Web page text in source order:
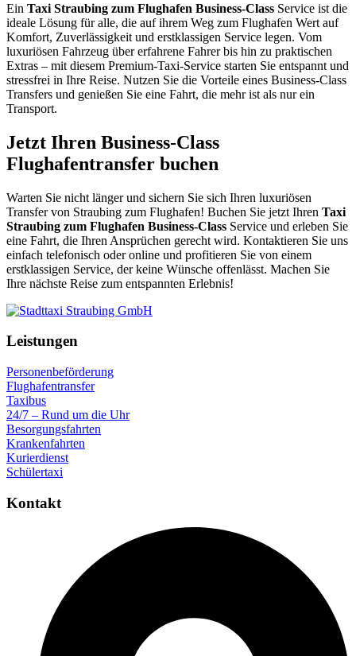
Ein Taxi Straubing zum Flughafen Business-Class Service ist die
ideale Lösung für alle, die auf ihrem Weg zum Flughafen Wert auf
Komfort, Zuverlässigkeit und erstklassigen Service legen. Vom
luxuriösen Fahrzeug über erfahrene Fahrer bis hin zu praktischen
Extras – mit diesem Premium-Taxi-Service starten Sie entspannt und
stressfrei in Ihre Reise. Nutzen Sie die Vorteile eines Business-Class
Transfers und genießen Sie eine Fahrt, die mehr ist als nur ein
Transport.
Jetzt Ihren Business-Class
Flughafentransfer buchen
Warten Sie nicht länger und sichern Sie sich Ihren luxuriösen
Transfer von Straubing zum Flughafen! Buchen Sie jetzt Ihren Taxi
Straubing zum Flughafen Business-Class Service und erleben Sie
eine Fahrt, die Ihren Ansprüchen gerecht wird. Kontaktieren Sie uns
einfach telefonisch oder online und profitieren Sie von einem
erstklassigen Service, der keine Wünsche offenlässt. Machen Sie
Ihre nächste Reise zum entspannten Erlebnis!
Leistungen
Personenbeförderung
Flughafentransfer
Taxibus
24/7 – Rund um die Uhr
Besorgungsfahrten
Krankenfahrten
Kurierdienst
Schülertaxi
Kontakt